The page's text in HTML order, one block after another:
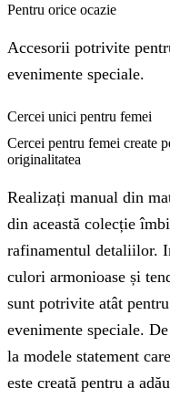
Pentru orice ocazie
Accesorii potrivite
evenimente speciale.
Cercei unici pentru femei
Cercei pentru femei create
originalitatea
Realizați manual din
din această colecție
rafinamentul detaliilor.
culori armonioase și
sunt potrivite atât
evenimente speciale.
la modele statement
este creată pentru a